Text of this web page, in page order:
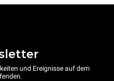
und Ereignisse auf dem